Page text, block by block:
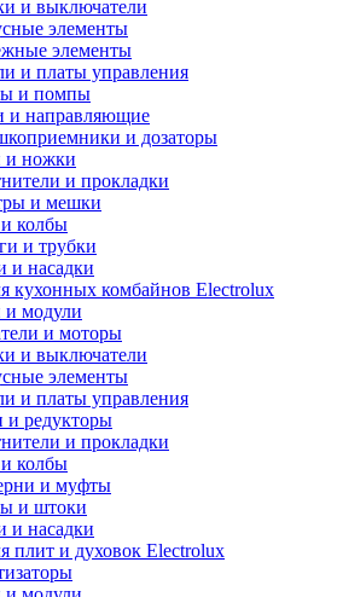
и выключатели
элементы
элементы
и платы управления
и помпы
и направляющие
и дозаторы
и ножки
и прокладки
и мешки
колбы
и трубки
и насадки
кухонных комбайнов Electrolux
и модули
и моторы
и выключатели
элементы
и платы управления
и редукторы
и прокладки
колбы
и муфты
и штоки
и насадки
плит и духовок Electrolux